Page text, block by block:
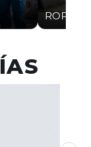
ROPA